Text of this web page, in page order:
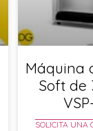
Máquina
Soft de
SOLICITA UNA